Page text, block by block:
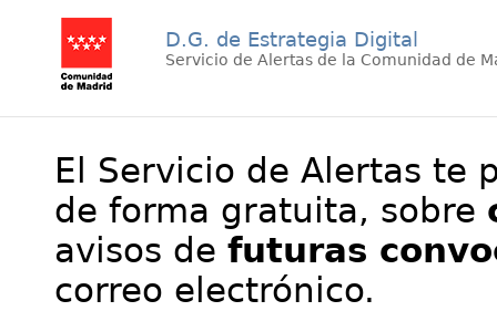
D.G. de Estrategia Digital
Servicio de Alertas de la Comunidad de
El Servicio de Alertas te
de forma gratuita, sobre
avisos de futuras
correo electrónico.